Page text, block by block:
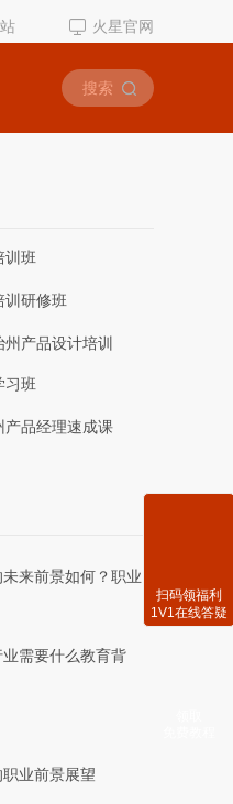
火星官网
训班
训研修班
产品设计培训
习班
产品经理速成课
来前景如何？职业
需要什么教育背
业前景展望
扫码领福利
1V1在线答疑